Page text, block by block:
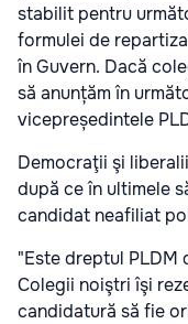
stabilit pentru
formulei de
în Guvern. Dacă
să anunțăm în
vicepreședintele
Democraţii şi
după ce în ultimele
candidat neafiliat
"Este dreptul PLDM
Colegii noiştri îşi
candidatură să fie